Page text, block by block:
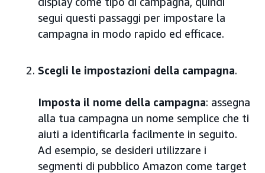
segui questi passaggi per impostare la
campagna in modo rapido ed efficace.
Scegli le impostazioni della campagna.
Imposta il nome della campagna: assegna
alla tua campagna un nome semplice che ti
aiuti a identificarla facilmente in seguito.
Ad esempio, se desideri utilizzare i
segmenti di pubblico Amazon come target